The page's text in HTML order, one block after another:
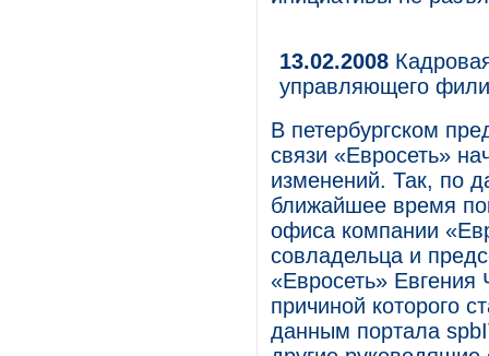
13.02.2008
управляющего
В петербургском
связи «Евросеть»
изменений. Так, по
ближайшее время
офиса компании
совладельца и
«Евросеть» Евгения
причиной которого
данным портала